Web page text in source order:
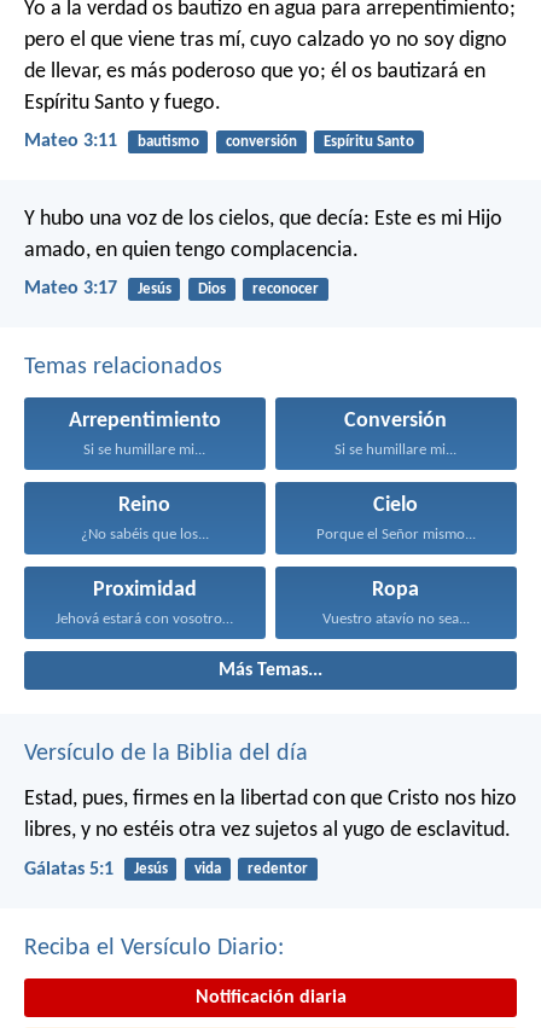
Yo a la verdad os bautizo en agua para arrepentimiento;
pero el que viene tras mí, cuyo calzado yo no soy digno
de llevar, es más poderoso que yo; él os bautizará en
Espíritu Santo y fuego.
Mateo 3:11 bautismo conversión Espíritu Santo
Y hubo una voz de los cielos, que decía: Este es mi Hijo
amado, en quien tengo complacencia.
Mateo 3:17 Jesús Dios reconocer
Temas relacionados
Arrepentimiento
Si se humillare mi...
Conversión
Si se humillare mi...
Reino
¿No sabéis que los...
Cielo
Porque el Señor mismo...
Proximidad
Jehová estará con vosotros...
Ropa
Vuestro atavío no sea...
Más Temas...
Versículo de la Biblia del día
Estad, pues, firmes en la libertad con que Cristo nos hizo
libres, y no estéis otra vez sujetos al yugo de esclavitud.
Gálatas 5:1 Jesús vida redentor
Reciba el Versículo Diario:
Notificación diaria